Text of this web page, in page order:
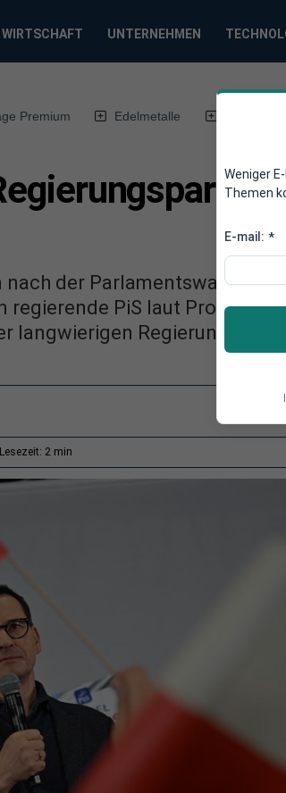
WIRTSCHAFT UNTERNEHMEN
Premium Edelmetalle
nach der Parlamentswahl
regierende PiS laut
langwierigen
Lesezeit: 2 min
Weniger
Themen
E-mail: *